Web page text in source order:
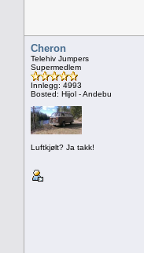
Cheron
Telehiv Jumpers
Supermedlem
Innlegg: 4993
Bosted: Hijol - Andebu
Luftkjølt? Ja takk!